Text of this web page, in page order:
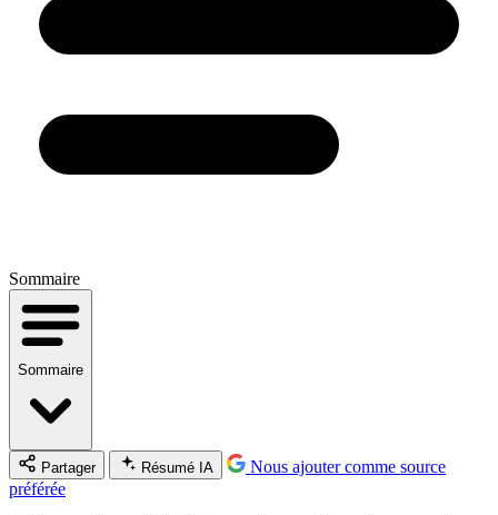
Sommaire
Sommaire
Partager Résumé IA
Nous ajouter comme source
préférée